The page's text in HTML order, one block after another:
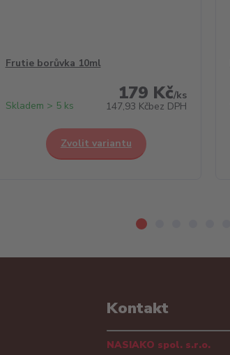
Frutie borůvka 10ml
179 Kč/ks
147,93 Kčbez DPH
Skladem > 5 ks
Zvolit variantu
Kontakt
NASIAKO spol. s.r.o.